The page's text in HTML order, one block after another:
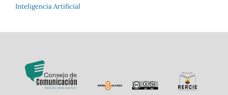
Inteligencia Artificial